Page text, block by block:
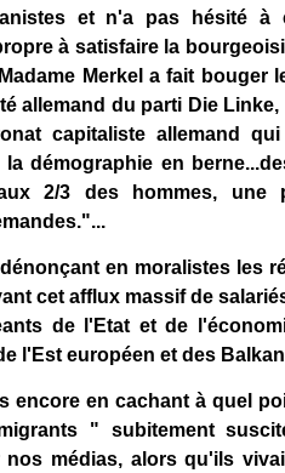
et n'a pas hésité
à satisfaire la
Merkel a fait bouger
allemand du parti Die
capitaliste allemand
démographie en
2/3 des hommes, une
dénonçant en moralistes les
cet afflux massif de
de l'Etat et de
l'Est européen et des
encore en cachant à quel
" subitement
nos médias, alors qu'ils